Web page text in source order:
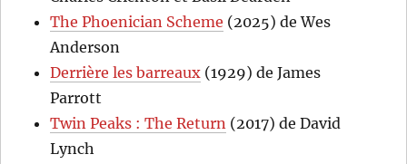
The Phoenician Scheme (2025) de Wes
Anderson
Derrière les barreaux (1929) de James
Parrott
Twin Peaks : The Return (2017) de David
Lynch